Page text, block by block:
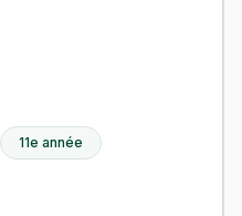
11e année